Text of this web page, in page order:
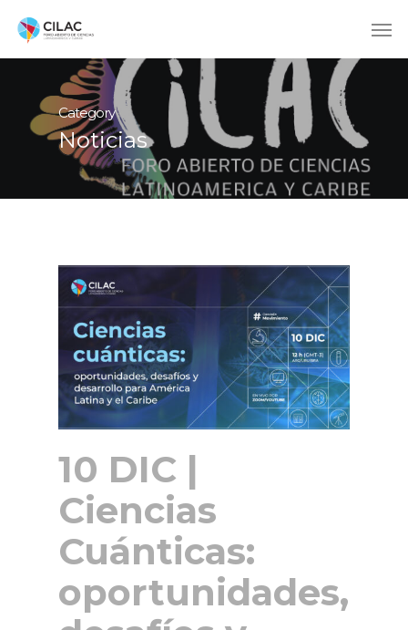
Category
Noticias
10 DIC |
Ciencias
Cuánticas:
oportunidades,